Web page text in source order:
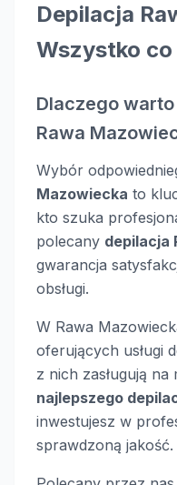
Depilacja
Wszystko
Dlaczego
Rawa
Wybór
Mazowiecka to
kto szuka
polecany depilacja
gwarancja
obsługi.
W Rawa
oferujących usługi
z nich zasługują na
najlepszego
inwestujesz w
sprawdzoną jakość.